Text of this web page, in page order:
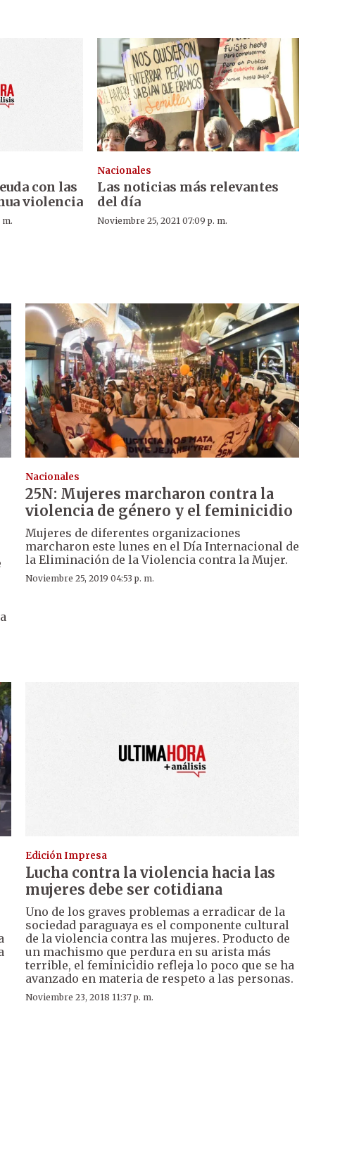
con las
violencia
m.
Nacionales
Las noticias más relevantes
del día
Noviembre 25, 2021 07:09 p. m.
Nacionales
25N: Mujeres marcharon contra la
violencia de género y el feminicidio
Mujeres de diferentes organizaciones
marcharon este lunes en el Día Internacional de
la Eliminación de la Violencia contra la Mujer.
Noviembre 25, 2019 04:53 p. m.
Edición Impresa
Lucha contra la violencia hacia las
mujeres debe ser cotidiana
Uno de los graves problemas a erradicar de la
sociedad paraguaya es el componente cultural
de la violencia contra las mujeres. Producto de
un machismo que perdura en su arista más
terrible, el feminicidio refleja lo poco que se ha
avanzado en materia de respeto a las personas.
Noviembre 23, 2018 11:37 p. m.